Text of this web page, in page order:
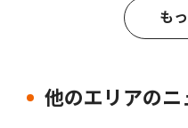
も
他のエリアのニ